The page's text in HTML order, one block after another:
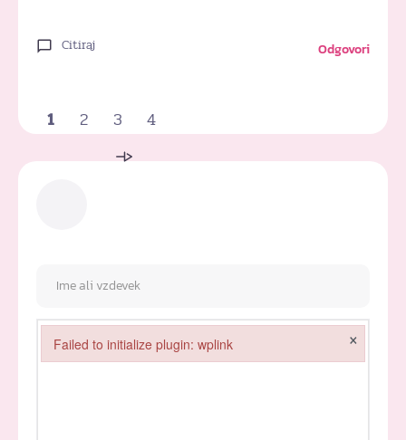
Citiraj Odgovori
1 2 3 4
Failed to initialize plugin: wplink ×
Failed to initialize plugin: wplink